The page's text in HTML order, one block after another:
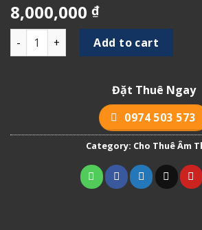
8,000,000 ₫
Cho thuê âm thanh Gói âm thanh sử
Add to cart
Đặt Thuê Ngay
0974 503 573
Category: Cho Thuê Âm